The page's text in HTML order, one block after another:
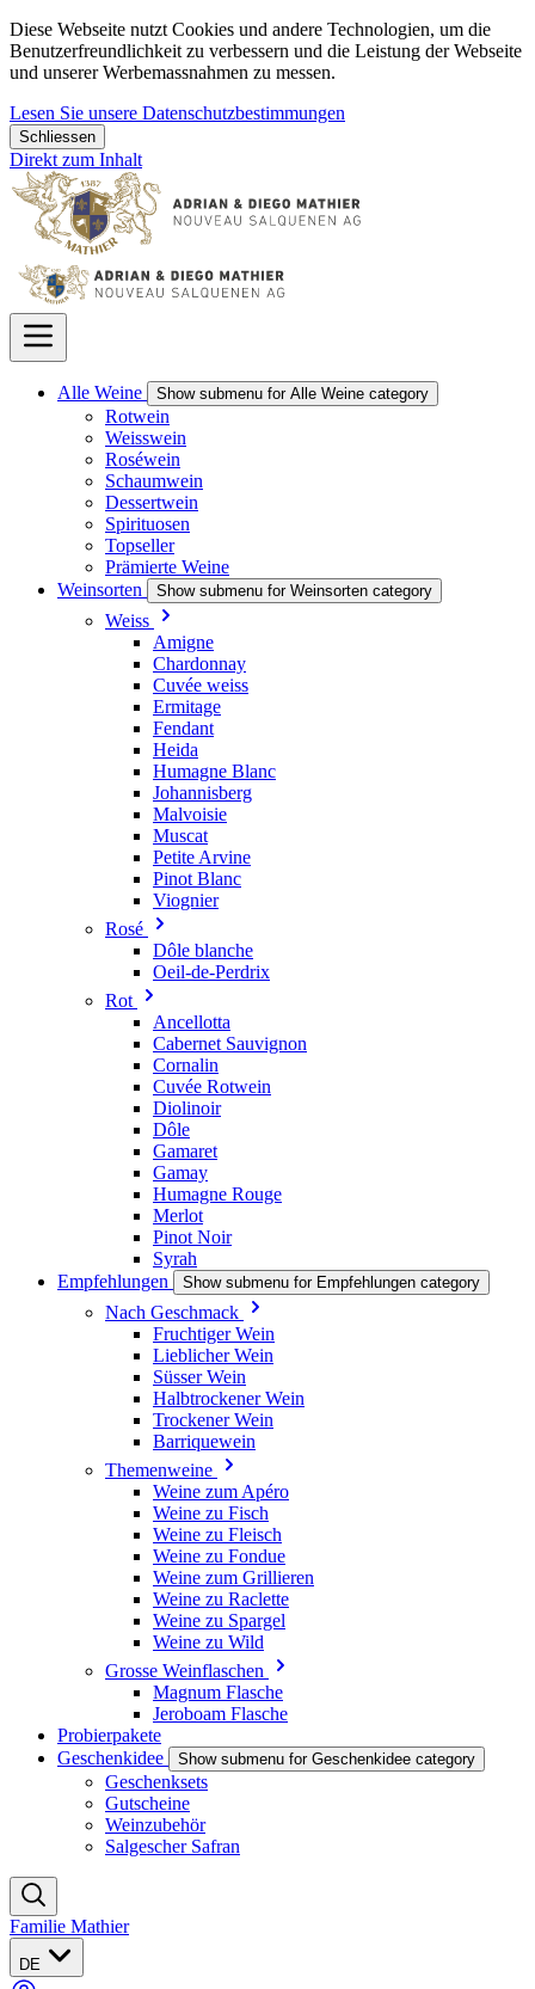
Diese Webseite nutzt Cookies und andere Technologien, um die
Benutzerfreundlichkeit zu verbessern und die Leistung der Webseite
und unserer Werbemassnahmen zu messen.
Lesen Sie unsere Datenschutzbestimmungen
Schliessen
Direkt zum Inhalt
Alle Weine Show submenu for Alle Weine category
Rotwein
Weisswein
Roséwein
Schaumwein
Dessertwein
Spirituosen
Topseller
Prämierte Weine
Weinsorten
Show submenu for Weinsorten category
Weiss
Amigne
Chardonnay
Cuvée weiss
Ermitage
Fendant
Heida
Humagne Blanc
Johannisberg
Malvoisie
Muscat
Petite Arvine
Pinot Blanc
Viognier
Rosé
Dôle blanche
Oeil-de-Perdrix
Rot
Ancellotta
Cabernet Sauvignon
Cornalin
Cuvée Rotwein
Diolinoir
Dôle
Gamaret
Gamay
Humagne Rouge
Merlot
Pinot Noir
Syrah
Empfehlungen
Show submenu for Empfehlungen category
Nach Geschmack
Fruchtiger Wein
Lieblicher Wein
Süsser Wein
Halbtrockener Wein
Trockener Wein
Barriquewein
Themenweine
Weine zum Apéro
Weine zu Fisch
Weine zu Fleisch
Weine zu Fondue
Weine zum Grillieren
Weine zu Raclette
Weine zu Spargel
Weine zu Wild
Grosse Weinflaschen
Magnum Flasche
Jeroboam Flasche
Probierpakete
Geschenkidee
Show submenu for Geschenkidee category
Geschenksets
Gutscheine
Weinzubehör
Salgescher Safran
Familie Mathier
DE